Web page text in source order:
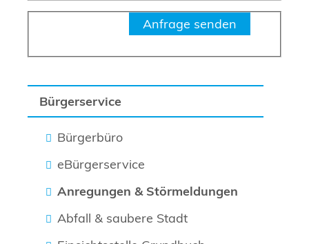
Bürgerservice
Bürgerbüro
eBürgerservice
Anregungen & Störmeldungen
Abfall & saubere Stadt